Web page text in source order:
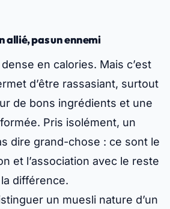
allié, pas un ennemi
en calories. Mais c’est
d’être rassasiant, surtout
de bons ingrédients et une
Pris isolément, un
dire grand-chose : ce sont le
et l’association avec le reste
différence.
un muesli nature d’un